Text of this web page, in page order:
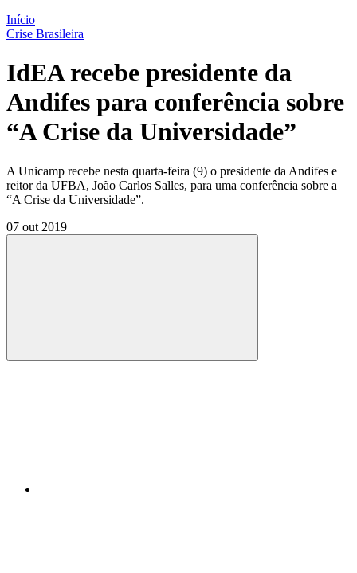
Início
Crise Brasileira
IdEA recebe presidente da
Andifes para conferência sobre
“A Crise da Universidade”
A Unicamp recebe nesta quarta-feira (9) o presidente da Andifes e
reitor da UFBA, João Carlos Salles, para uma conferência sobre a
“A Crise da Universidade”.
07 out 2019
Compartilhar